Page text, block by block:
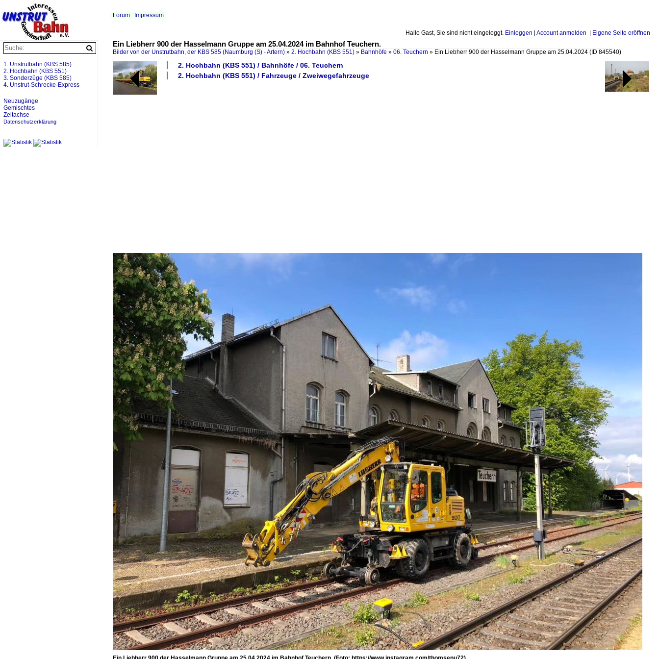
Hallo Gast, Sie sind nicht eingeloggt. Einloggen Account anmelden Eigene Seite eröffnen
Forum Impressum
Ein Liebherr 900 der Hasselmann Gruppe am 25.04.2024 im Bahnhof Teuchern.
Bilder von der Unstrutbahn, der KBS 585 (Naumburg (S) - Artern) » 2. Hochbahn (KBS 551) » Bahnhöfe » 06. Teuchern » Ein Liebherr 900 der Hasselmann Gruppe am 25.04.2024 (ID 845540)
2. Hochbahn (KBS 551) / Bahnhöfe / 06. Teuchern
2. Hochbahn (KBS 551) / Fahrzeuge / Zweiwegefahrzeuge
1. Unstrutbahn (KBS 585)
2. Hochbahn (KBS 551)
3. Sonderzüge (KBS 585)
4. Unstrut-Schrecke-Express
Neuzugänge
Gemischtes
Zeitachse
Datenschutzerklärung